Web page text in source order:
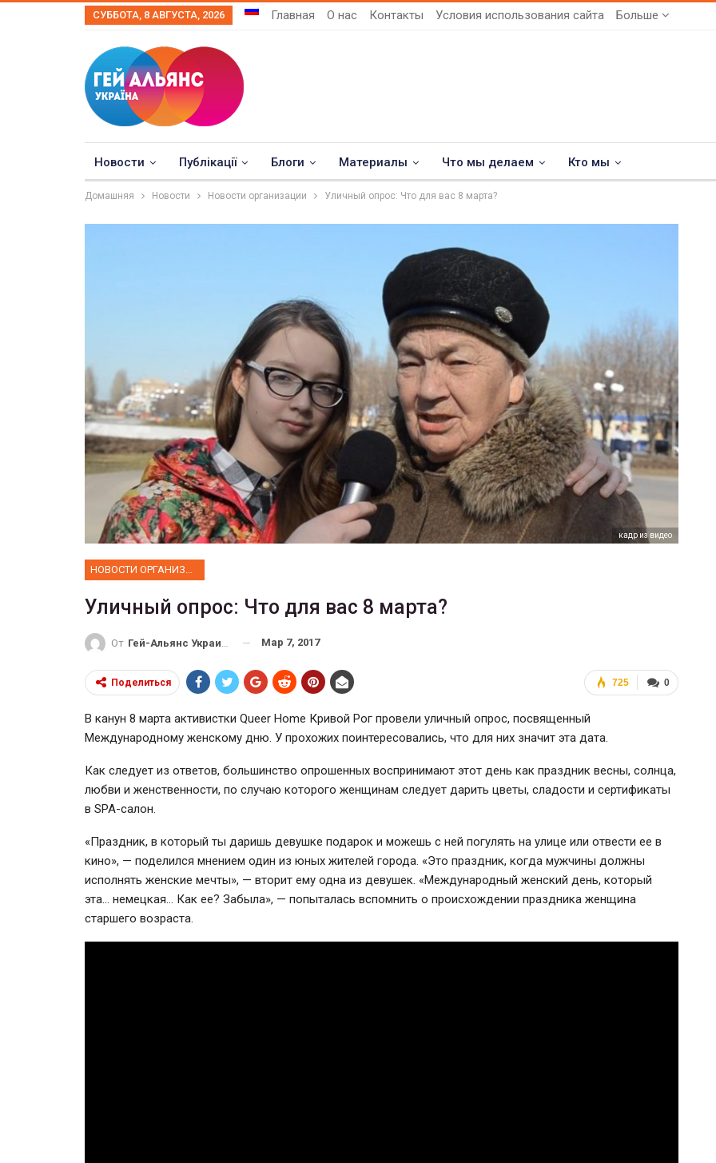
СУББОТА, 8 АВГУСТА, 2026 Главная О нас Контакты Условия использования сайта Больше
Новости Публікації Блоги Материалы Что мы делаем Кто мы
Домашняя Новости Новости организации Уличный опрос: Что для вас 8 марта?
кадр из видео
НОВОСТИ ОРГАНИЗАЦИИ
Уличный опрос: Что для вас 8 марта?
От Гей-Альянс Украина Мар 7, 2017
0
725
Поделиться
В канун 8 марта активистки Queer Home Кривой Рог провели уличный опрос, посвященный
Международному женскому дню. У прохожих поинтересовались, что для них значит эта дата.
Как следует из ответов, большинство опрошенных воспринимают этот день как праздник весны, солнца,
любви и женственности, по случаю которого женщинам следует дарить цветы, сладости и сертификаты
в SPA-салон.
«Праздник, в который ты даришь девушке подарок и можешь с ней погулять на улице или отвести ее в
кино», — поделился мнением один из юных жителей города. «Это праздник, когда мужчины должны
исполнять женские мечты», — вторит ему одна из девушек. «Международный женский день, который
эта… немецкая… Как ее? Забыла», — попыталась вспомнить о происхождении праздника женщина
старшего возраста.
Прайд в Тель-Авиве собрал 200
тысяч участников
ГЕЙ-АЛЬЯНС УКРАИНА Июн 10, 2017 0
ФОТО
Военнослужащие-трансгендеры
ГЕЙ-АЛЬЯНС УКРАИНА Июл 27, 2017